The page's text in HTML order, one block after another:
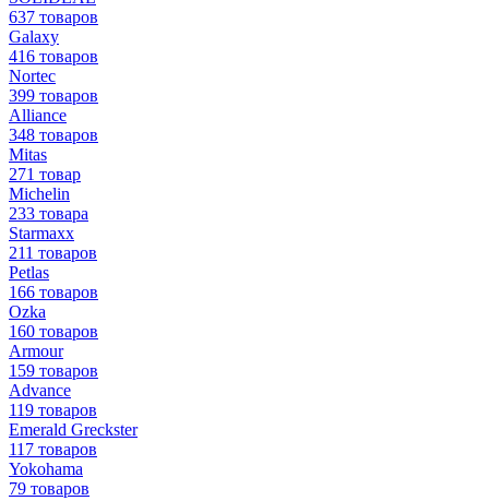
637 товаров
Galaxy
416 товаров
Nortec
399 товаров
Alliance
348 товаров
Mitas
271 товар
Michelin
233 товара
Starmaxx
211 товаров
Petlas
166 товаров
Ozka
160 товаров
Armour
159 товаров
Advance
119 товаров
Emerald Greckster
117 товаров
Yokohama
79 товаров